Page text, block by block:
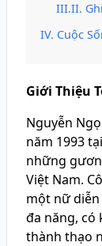
Cuộc
Giới Thiệu
Nguyễn
năm 1993
những
Việt Nam.
một nữ
đa năng, có
thành thạo